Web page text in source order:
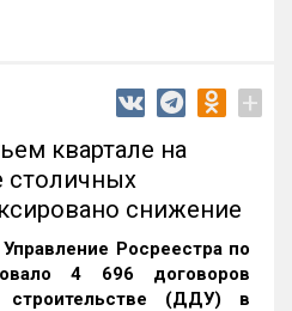
+
квартале на
столичных
снижение
Росреестра по
4 696 договоров
(ДДУ) в